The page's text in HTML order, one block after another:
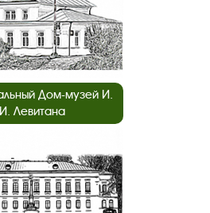
Дом-музей И.
И. Левитана